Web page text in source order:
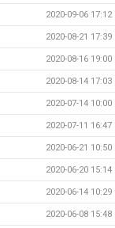
2020-09-06 17:12
2020-08-21 17:39
2020-08-16 19:00
2020-08-14 17:03
2020-07-14 10:00
2020-07-11 16:47
2020-06-21 10:50
2020-06-20 15:14
2020-06-14 10:29
2020-06-08 15:48